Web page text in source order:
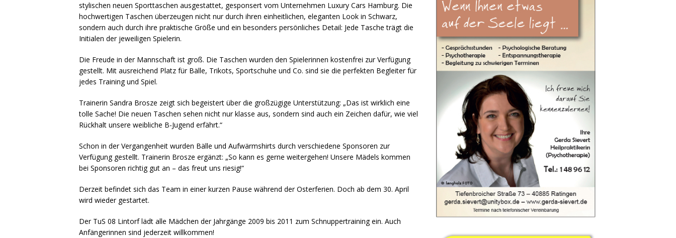
stylischen neuen Sporttaschen ausgestattet, gesponsert vom Unternehmen Luxury Cars Hamburg. Die
hochwertigen Taschen überzeugen nicht nur durch ihren einheitlichen, eleganten Look in Schwarz,
sondern auch durch ihre praktische Größe und ein besonders persönliches Detail: Jede Tasche trägt die
Initialen der jeweiligen Spielerin.
Die Freude in der Mannschaft ist groß. Die Taschen wurden den Spielerinnen kostenfrei zur Verfügung
gestellt. Mit ausreichend Platz für Bälle, Trikots, Sportschuhe und Co. sind sie die perfekten Begleiter für
jedes Training und Spiel.
Trainerin Sandra Brosze zeigt sich begeistert über die großzügige Unterstützung: „Das ist wirklich eine
tolle Sache! Die neuen Taschen sehen nicht nur klasse aus, sondern sind auch ein Zeichen dafür, wie viel
Rückhalt unsere weibliche B-Jugend erfährt.“
Schon in der Vergangenheit wurden Bälle und Aufwärmshirts durch verschiedene Sponsoren zur
Verfügung gestellt. Trainerin Brosze ergänzt: „So kann es gerne weitergehen! Unsere Mädels kommen
bei Sponsoren richtig gut an – das freut uns riesig!“
Derzeit befindet sich das Team in einer kurzen Pause während der Osterferien. Doch ab dem 30. April
wird wieder gestartet.
Der TuS 08 Lintorf lädt alle Mädchen der Jahrgänge 2009 bis 2011 zum Schnuppertraining ein. Auch
Anfängerinnen sind jederzeit willkommen!